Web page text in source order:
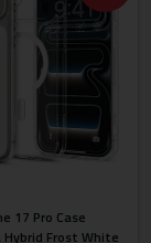
17 Pro Case
Frost White